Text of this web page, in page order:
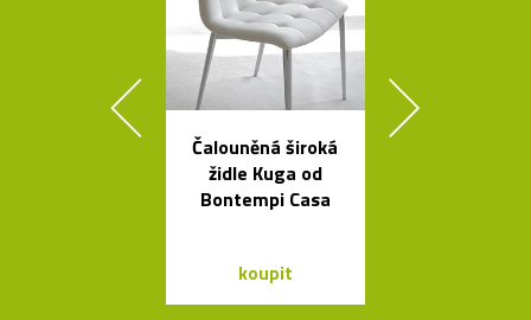
Čalouněná široká
židle Kuga od
Bontempi Casa
koupit